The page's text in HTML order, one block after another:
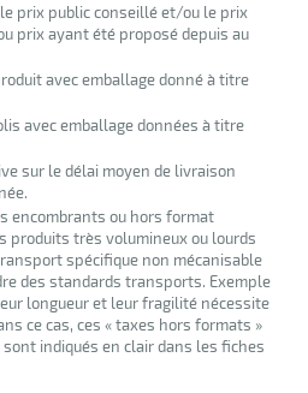
prix public conseillé et/ou le prix
prix ayant été proposé depuis au
avec emballage donné à titre
avec emballage données à titre
sur le délai moyen de livraison
encombrants ou hors format
produits très volumineux ou lourds
spécifique non mécanisable
des standards transports. Exemple
longueur et leur fragilité nécessite
ce cas, ces « taxes hors formats »
indiqués en clair dans les fiches